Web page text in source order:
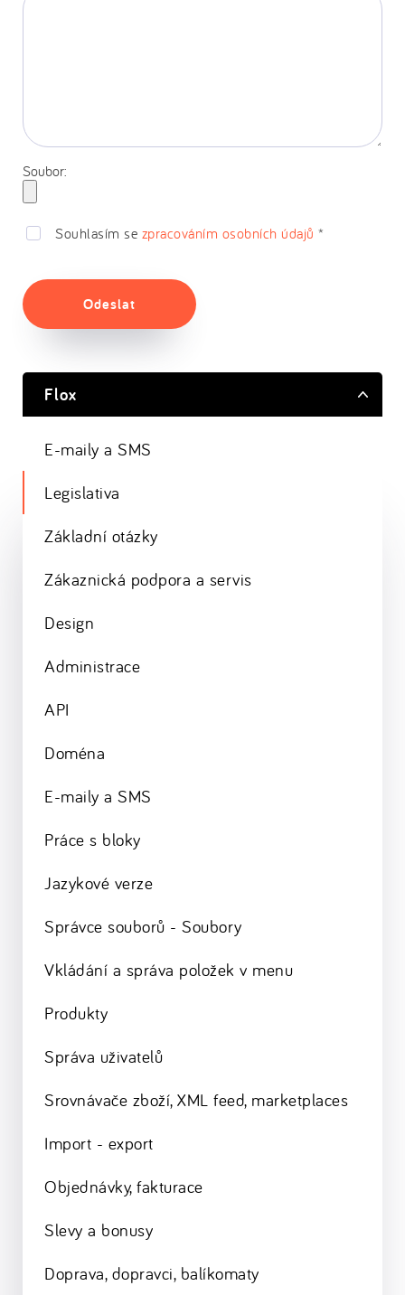
Soubor:
Souhlasím se zpracováním osobních údajů *
Odeslat
Flox
E-maily a SMS
Legislativa
Základní otázky
Zákaznická podpora a servis
Design
Administrace
API
Doména
E-maily a SMS
Práce s bloky
Jazykové verze
Správce souborů - Soubory
Vkládání a správa položek v menu
Produkty
Správa uživatelů
Srovnávače zboží, XML feed, marketplaces
Import - export
Objednávky, fakturace
Slevy a bonusy
Doprava, dopravci, balíkomaty